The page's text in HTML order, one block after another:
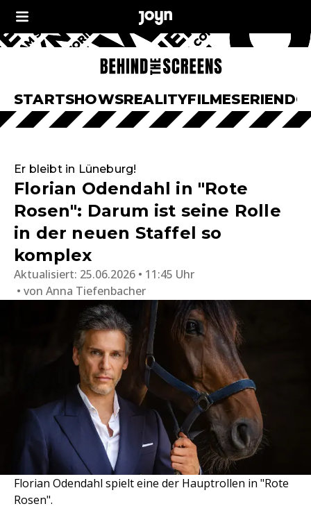
STARTSHOWSREALITYFILMESERIEN
Er bleibt in Lüneburg!
Florian Odendahl in "Rote
Rosen": Darum ist seine Rolle
in der neuen Staffel so
komplex
Aktualisiert: 25.06.2026 • 11:45 Uhr
von Anna Tiefenbacher
Florian Odendahl spielt eine der Hauptrollen in "Rote
Rosen".